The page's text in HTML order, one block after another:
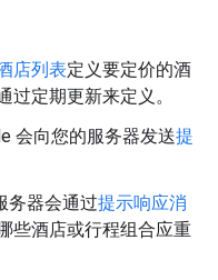
店列表定义要定价的酒
过定期更新来定义。
会向您的服务器发送提
务器会通过提示响应消
些酒店或行程组合应重